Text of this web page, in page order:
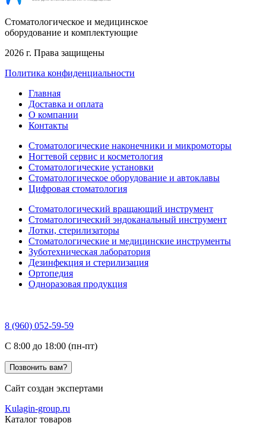
Стоматологическое и медицинское
оборудование и комплектующие
2026 г. Права защищены
Политика конфиденциальности
Главная
Доставка и оплата
О компании
Контакты
Стоматологические наконечники и микромоторы
Ногтевой сервис и косметология
Стоматологические установки
Стоматологическое оборудование и автоклавы
Цифровая стоматология
Стоматологический вращающий инструмент
Стоматологический эндоканальный инструмент
Лотки, стерилизаторы
Стоматологические и медицинские инструменты
Зуботехническая лаборатория
Дезинфекция и стерилизация
Ортопедия
Одноразовая продукция
8 (960) 052-59-59
C 8:00 до 18:00 (пн-пт)
Позвонить вам?
Сайт создан экспертами
Kulagin-group.ru
Каталог товаров